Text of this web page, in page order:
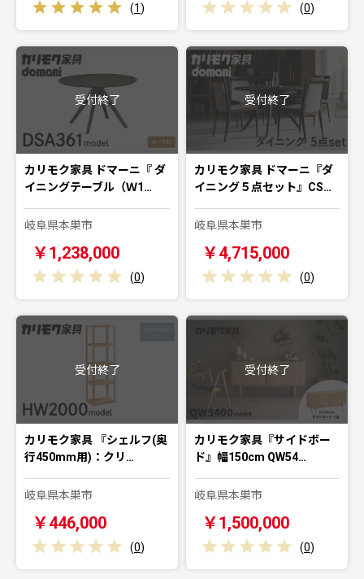
(1) (0)
受付終了
カリモク家具 ドマーニ『 ダ
イニングテーブル（Ｗ1…
岐阜県本巣市
￥1,238,000
(0)
受付終了
カリモク家具 ドマーニ『ダ
イニング５点セット』CS…
岐阜県本巣市
￥4,715,000
(0)
受付終了
カリモク家具 『シェルフ(奥
行450mm用)：クリ…
岐阜県本巣市
￥446,000
(0)
受付終了
カリモク家具『サイドボー
ド』幅150cm QW54…
岐阜県本巣市
￥1,500,000
(0)